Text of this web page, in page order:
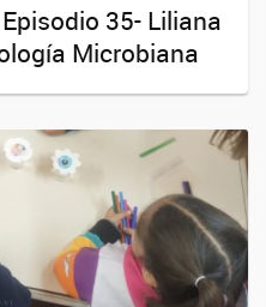
35- Liliana
Microbiana